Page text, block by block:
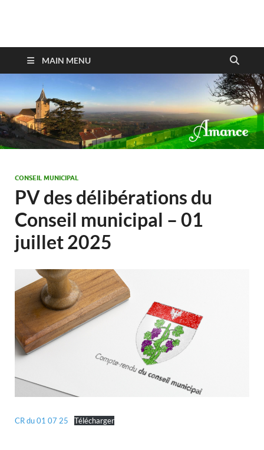
Amance
MAIN MENU
CONSEIL MUNICIPAL
PV des délibérations du
Conseil municipal – 01
juillet 2025
CR du 01 07 25 Télécharger